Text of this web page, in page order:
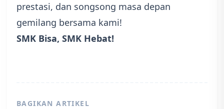
prestasi, dan songsong masa depan
gemilang bersama kami!
SMK Bisa, SMK Hebat!
BAGIKAN ARTIKEL